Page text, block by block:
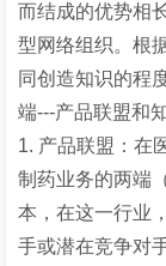
而结成的优势相
型网络组织。根
同创造知识的程
端---产品联盟和
1. 产品联盟：在
制药业务的两端
本，在这一行业
手或潜在竞争对